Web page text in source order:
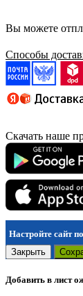
Вы можете
Способы
Скачать наше
Настройте сайт
Закрыть
Добавить в лист